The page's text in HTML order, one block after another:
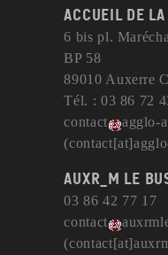
Accueil de la
6 bis pl.
BP 58
89010 Auxerre
Tél. : 03 86 72
contact
agglo-
AuxR_M le
03 86 42 77 17
contact